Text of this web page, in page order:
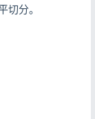
切分。